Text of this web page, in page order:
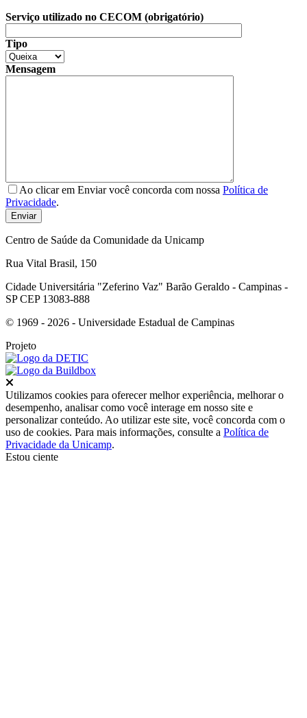
Serviço utilizado no CECOM (obrigatório)
Tipo
Mensagem
Ao clicar em Enviar você concorda com nossa Política de
Privacidade.
Centro de Saúde da Comunidade da Unicamp
Rua Vital Brasil, 150
Cidade Universitária "Zeferino Vaz" Barão Geraldo - Campinas -
SP CEP 13083-888
© 1969 - 2026 - Universidade Estadual de Campinas
Projeto
Utilizamos cookies para oferecer melhor experiência, melhorar o
desempenho, analisar como você interage em nosso site e
personalizar conteúdo. Ao utilizar este site, você concorda com o
uso de cookies. Para mais informações, consulte a Política de
Privacidade da Unicamp.
Estou ciente